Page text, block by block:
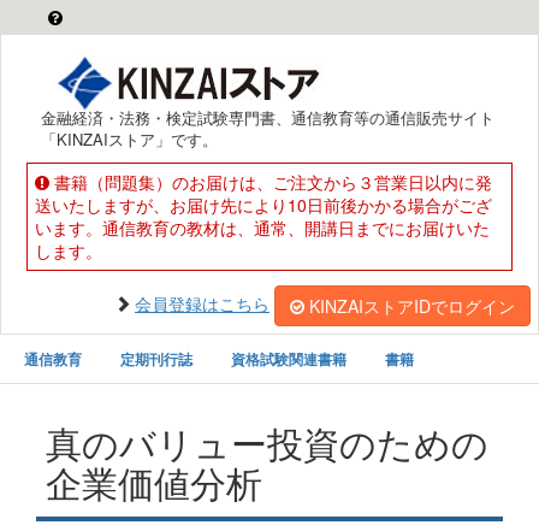
金融経済・法務・検定試験専門書、通信教育等の通信販売サイト
「KINZAIストア」です。
書籍（問題集）のお届けは、ご注文から３営業日以内に発
送いたしますが、お届け先により10日前後かかる場合がござ
います。通信教育の教材は、通常、開講日までにお届けいた
します。
会員登録はこちら KINZAIストアIDでログイン
通信教育 定期刊行誌 資格試験関連書籍 書籍
真のバリュー投資のための
企業価値分析